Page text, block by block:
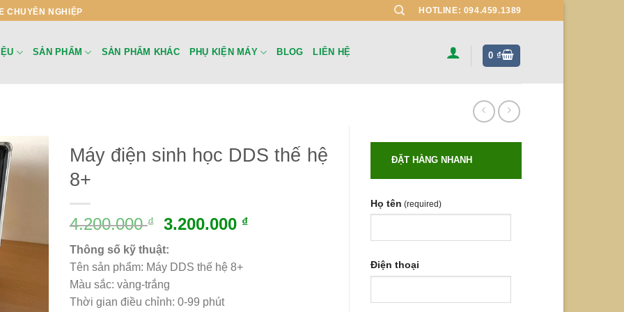
CHUYÊN NGHIỆP HOTLINE: 094.459.1389
SẢN PHẨM SẢN PHẨM KHÁC PHỤ KIỆN MÁY BLOG LIÊN HỆ 0₫
ĐẶT HÀNG NHANH
Họ tên (required)
Điện thoại
Máy điện sinh học DDS thế hệ
8+
4.200.000₫ 3.200.000 ₫
Thông số kỹ thuật:
Tên sản phẩm: Máy DDS thế hệ 8+
Màu sắc: vàng-trắng
Thời gian điều chỉnh: 0-99 phút